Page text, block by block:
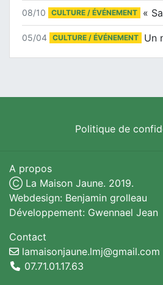
08/10 CULTURE / ÉVÉNEMENT
05/04 CULTURE / ÉVÉNEMENT
Politique de
A propos
Ⓒ La Maison Jaune. 2019.
Webdesign: Benjamin grolleau
Développement: Gwennael Jean
Contact
lamaisonjaune.lmj@gmail.com
07.71.01.17.63